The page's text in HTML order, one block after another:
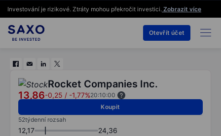
Otevřít účet
Investování je rizikové. Ztráty mohou překročit investici. Zobrazit více
Rocket Companies Inc.
13,86-0,25 / -1,77%20:10:00
Koupit
52týdenní rozsah
12,17 24,36